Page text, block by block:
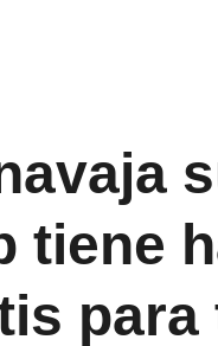
tiene
para